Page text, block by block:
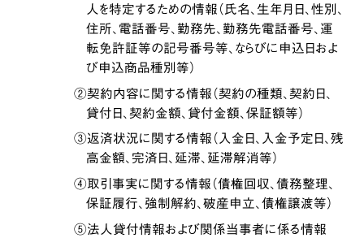
人を特定するための情報（氏名、生年月日、性別、
住所、電話番号、勤務先、勤務先電話番号、運
転免許証等の記号番号等、ならびに申込日およ
び申込商品種別等）
②契約内容に関する情報（契約の種類、契約日、
貸付日、契約金額、貸付金額、保証額等）
③返済状況に関する情報（入金日、入金予定日、残
高金額、完済日、延滞、延滞解消等）
④取引事実に関する情報（債権回収、債務整理、
保証履行、強制解約、破産申立、債権譲渡等）
⑤法人貸付情報および関係当事者に係る情報